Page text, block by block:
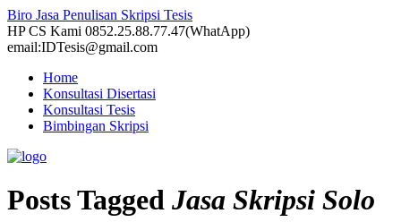
Biro Jasa Penulisan Skripsi Tesis
HP CS Kami 0852.25.88.77.47(WhatApp)
email:IDTesis@gmail.com
Home
Konsultasi Disertasi
Konsultasi Tesis
Bimbingan Skripsi
Posts Tagged Jasa Skripsi Solo